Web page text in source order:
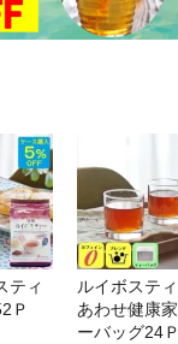
ティ
Ｐ
ルイボステ
あわせ健康
ーバッグ24